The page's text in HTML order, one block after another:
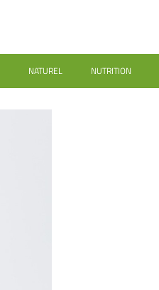
NATUREL NUTRITION